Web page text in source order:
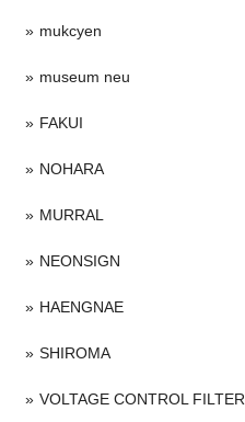
mukcyen
museum neu
FAKUI
NOHARA
MURRAL
NEONSIGN
HAENGNAE
SHIROMA
VOLTAGE CONTROL FILTER